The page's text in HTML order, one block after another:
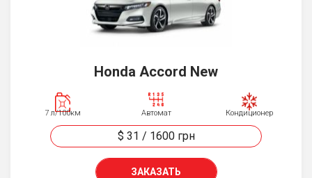
Honda Accord New
7 л/100км Автомат Кондиционер
$ 31 / 1600 грн
ЗАКАЗАТЬ